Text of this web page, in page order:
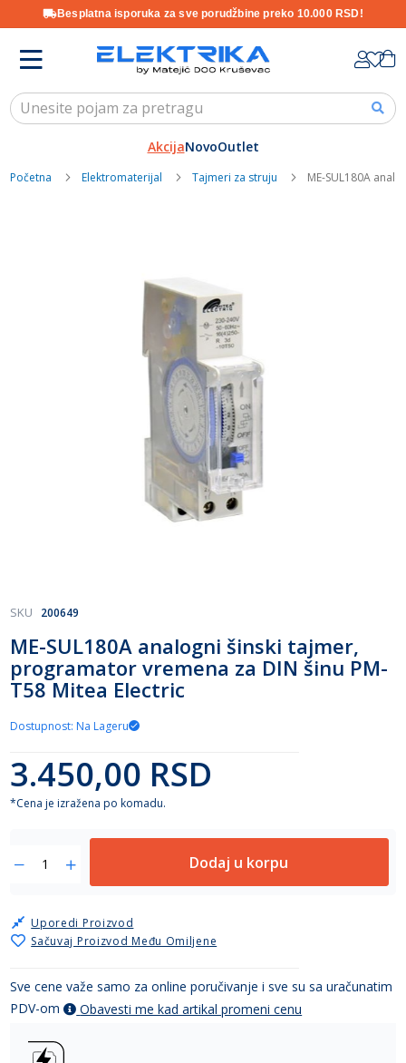
Besplatna isporuka za sve porudžbine preko 10.000 RSD!
Content
AkcijaNovoOutlet
Početna Elektromaterijal Tajmeri za struju ME-SUL180A
Skip
the
beginning
of
the
images
gallery
ME-SUL180A analogni šinski tajmer,
programator vremena za DIN šinu PM-
T58 Mitea Electric
SKU 200649
Dostupnost: Na Lageru
3.450,00 RSD
*Cena je izražena po komadu.
Dodaj u korpu
Sačuvaj Proizvod Među Omiljene
Uporedi Proizvod
Sve cene važe samo za online poručivanje i sve su sa uračunatim
PDV-om
Obavesti me kad artikal promeni cenu